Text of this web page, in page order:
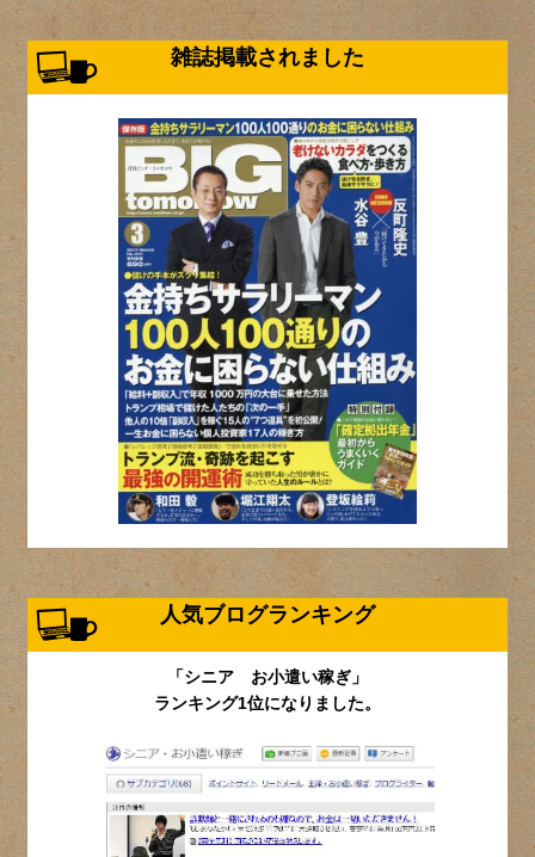
雑誌掲載されました
人気ブログランキング
「シニア お小遣い稼ぎ」
ランキング1位になりました。